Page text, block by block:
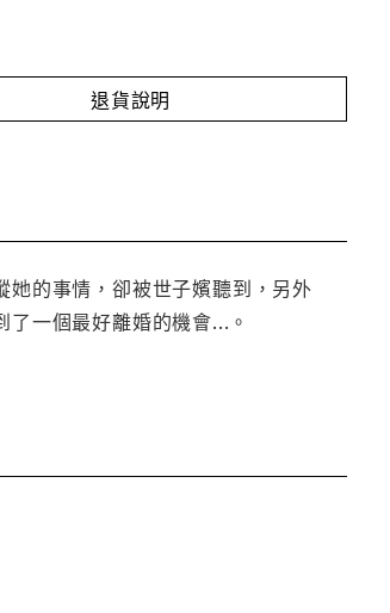
退貨說明
的事情，卻被世子嬪聽到，另外
一個最好離婚的機會...。